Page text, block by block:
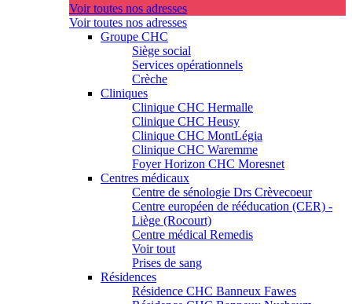
Voir toutes nos adresses
Voir toutes nos adresses
Groupe CHC
Siège social
Services opérationnels
Crèche
Cliniques
Clinique CHC Hermalle
Clinique CHC Heusy
Clinique CHC MontLégia
Clinique CHC Waremme
Foyer Horizon CHC Moresnet
Centres médicaux
Centre de sénologie Drs Crèvecoeur
Centre européen de rééducation (CER) -
Liège (Rocourt)
Centre médical Remedis
Voir tout
Prises de sang
Résidences
Résidence CHC Banneux Fawes